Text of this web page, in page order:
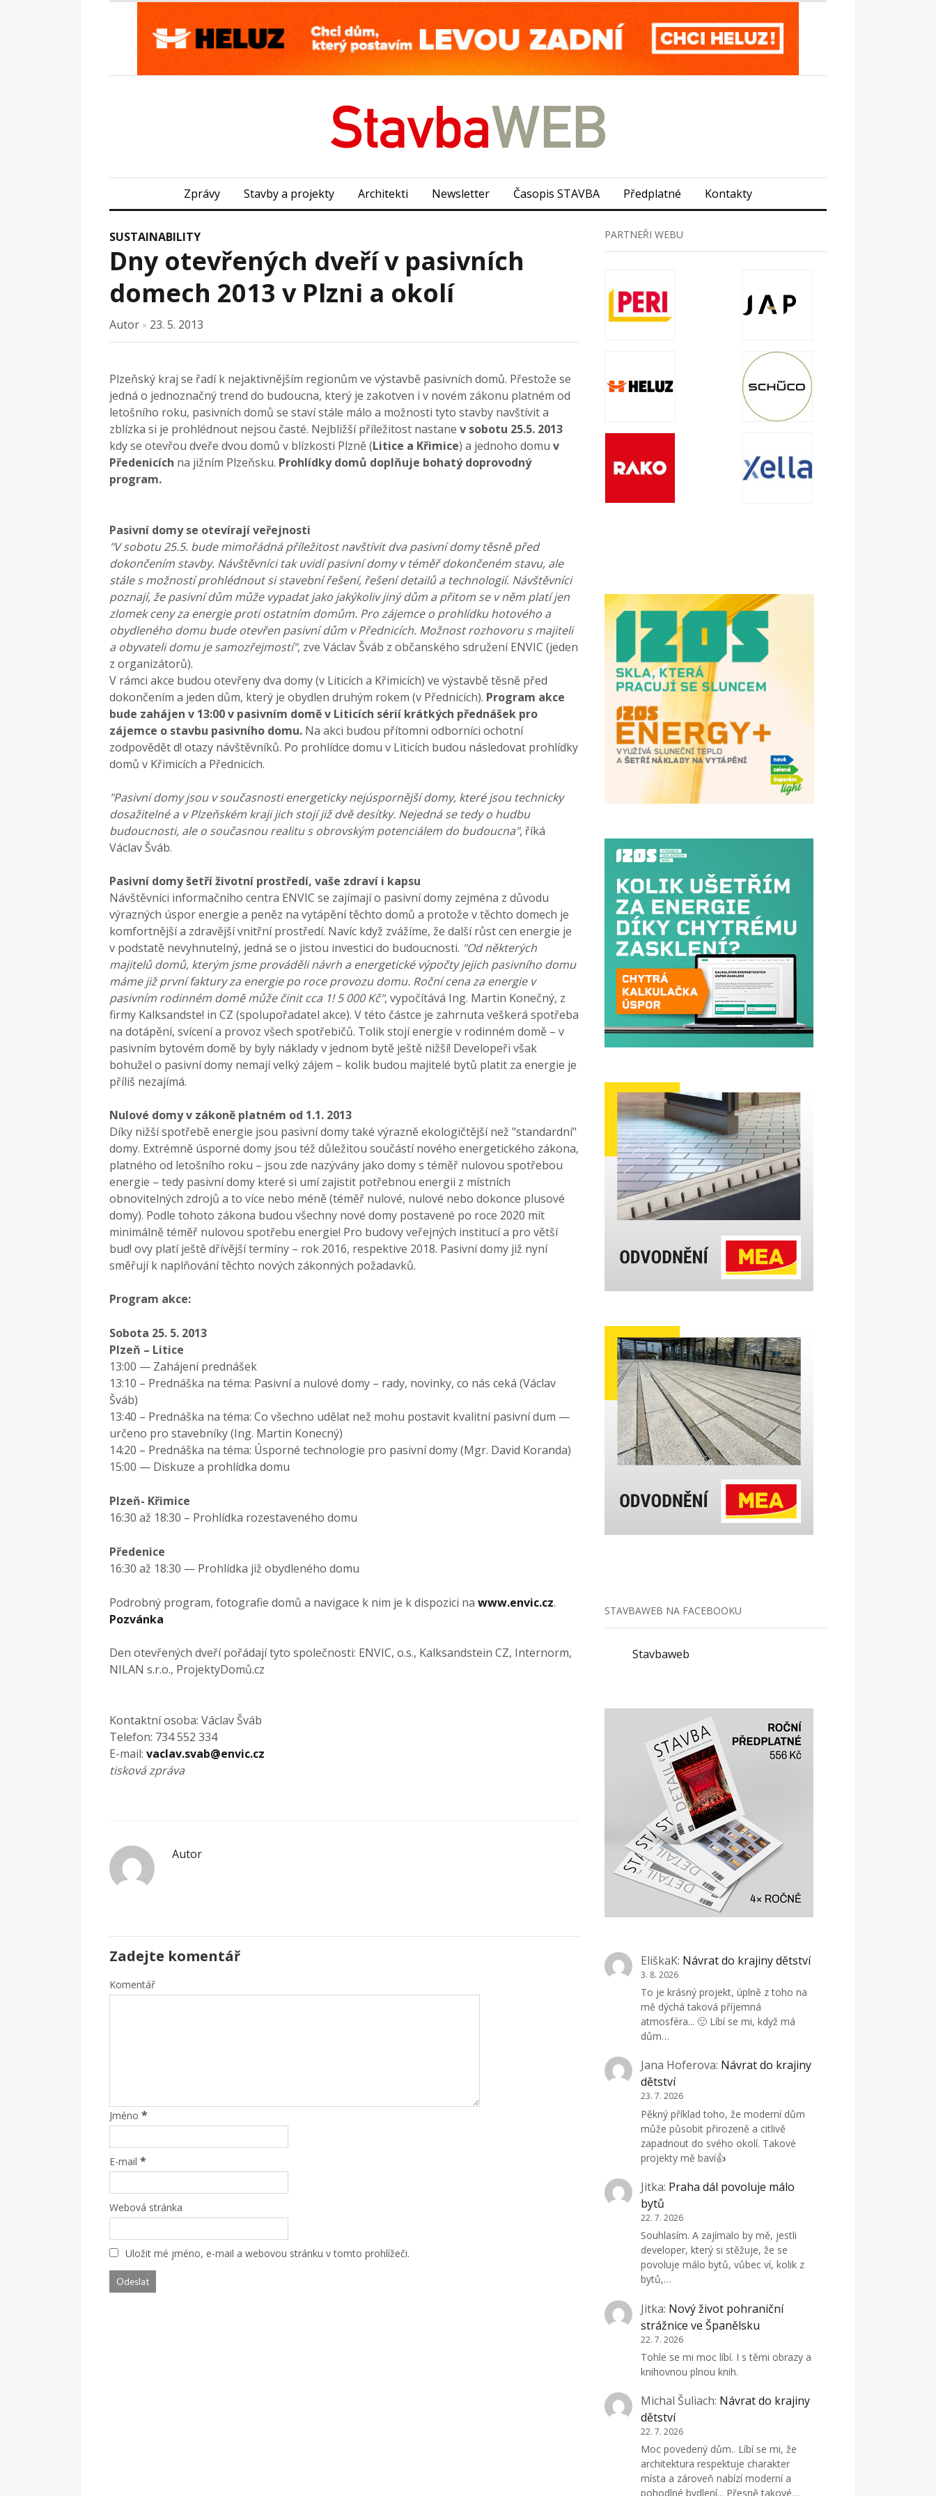
Zprávy Stavby a projekty Architekti Newsletter Časopis STAVBA Předplatné Kontakty
SUSTAINABILITY
Dny otevřených dveří v pasivních
domech 2013 v Plzni a okolí
Autor × 23. 5. 2013
Plzeňský kraj se řadí k nejaktivnějším regionům ve výstavbě pasivních domů. Přestože se
jedná o jednoznačný trend do budoucna, který je zakotven i v novém zákonu platném od
letošního roku, pasivních domů se staví stále málo a možnosti tyto stavby navštívit a
zblízka si je prohlédnout nejsou časté. Nejbližší příležitost nastane v sobotu 25.5. 2013
kdy se otevřou dveře dvou domů v blízkosti Plzně (Litice a Křimice) a jednoho domu v
Předenicích na jižním Plzeňsku. Prohlídky domů doplňuje bohatý doprovodný
program.
Pasivní domy se otevírají veřejnosti
"V sobotu 25.5. bude mimořádná příležitost navštívit dva pasivní domy těsně před
dokončením stavby. Návštěvníci tak uvidí pasivní domy v téměř dokončeném stavu, ale
stále s možností prohlédnout si stavební řešení, řešení detailů a technologií. Návštěvníci
poznají, že pasivní dům může vypadat jako jakýkoliv jiný dům a přitom se v něm platí jen
zlomek ceny za energie proti ostatním domům. Pro zájemce o prohlídku hotového a
obydleného domu bude otevřen pasivní dům v Přednicích. Možnost rozhovoru s majiteli
a obyvateli domu je samozřejmostí", zve Václav Šváb z občanského sdružení ENVIC (jeden
z organizátorů).
V rámci akce budou otevřeny dva domy (v Liticích a Křimicích) ve výstavbě těsně před
dokončením a jeden dům, který je obydlen druhým rokem (v Přednicích). Program akce
bude zahájen v 13:00 v pasivním domě v Liticích sérií krátkých přednášek pro
zájemce o stavbu pasivního domu. Na akci budou přítomni odborníci ochotní
zodpovědět d! otazy návštěvníků. Po prohlídce domu v Liticích budou následovat prohlídky
domů v Křimicích a Přednicích.
"Pasivní domy jsou v současnosti energeticky nejúspornější domy, které jsou technicky
dosažitelné a v Plzeňském kraji jich stojí již dvě desítky. Nejedná se tedy o hudbu
budoucnosti, ale o současnou realitu s obrovským potenciálem do budoucna", říká
Václav Šváb.
Pasivní domy šetří životní prostředí, vaše zdraví i kapsu
Návštěvníci informačního centra ENVIC se zajímají o pasivní domy zejména z důvodu
výrazných úspor energie a peněz na vytápění těchto domů a protože v těchto domech je
komfortnější a zdravější vnitřní prostředí. Navíc když zvážíme, že další růst cen energie je
v podstatě nevyhnutelný, jedná se o jistou investici do budoucnosti. "Od některých
majitelů domů, kterým jsme prováděli návrh a energetické výpočty jejich pasivního domu
máme již první faktury za energie po roce provozu domu. Roční cena za energie v
pasivním rodinném domě může činit cca 1! 5 000 Kč", vypočítává Ing. Martin Konečný, z
firmy Kalksandste! in CZ (spolupořadatel akce). V této částce je zahrnuta veškerá spotřeba
na dotápění, svícení a provoz všech spotřebičů. Tolik stojí energie v rodinném domě – v
pasivním bytovém domě by byly náklady v jednom bytě ještě nižší! Developeři však
bohužel o pasivní domy nemají velký zájem – kolik budou majitelé bytů platit za energie je
příliš nezajímá.
Nulové domy v zákoně platném od 1.1. 2013
Díky nižší spotřebě energie jsou pasivní domy také výrazně ekologičtější než "standardní"
domy. Extrémně úsporné domy jsou též důležitou součástí nového energetického zákona,
platného od letošního roku – jsou zde nazývány jako domy s téměř nulovou spotřebou
energie – tedy pasivní domy které si umí zajistit potřebnou energii z místních
obnovitelných zdrojů a to více nebo méně (téměř nulové, nulové nebo dokonce plusové
domy). Podle tohoto zákona budou všechny nové domy postavené po roce 2020 mít
minimálně téměř nulovou spotřebu energie! Pro budovy veřejných institucí a pro větší
bud! ovy platí ještě dřívější termíny – rok 2016, respektive 2018. Pasivní domy již nyní
směřují k naplňování těchto nových zákonných požadavků.
Program akce:
Sobota 25. 5. 2013
Plzeň – Litice
13:00 — Zahájení prednášek
13:10 – Prednáška na téma: Pasivní a nulové domy – rady, novinky, co nás ceká (Václav
Šváb)
13:40 – Prednáška na téma: Co všechno udělat než mohu postavit kvalitní pasivní dum —
určeno pro stavebníky (Ing. Martin Konecný)
14:20 – Prednáška na téma: Úsporné technologie pro pasivní domy (Mgr. David Koranda)
15:00 — Diskuze a prohlídka domu
Plzeň- Křimice
16:30 až 18:30 – Prohlídka rozestaveného domu
Předenice
16:30 až 18:30 — Prohlídka již obydleného domu
Podrobný program, fotografie domů a navigace k nim je k dispozici na www.envic.cz.
Pozvánka
Den otevřených dveří pořádají tyto společnosti: ENVIC, o.s., Kalksandstein CZ, Internorm,
NILAN s.r.o., ProjektyDomů.cz
Kontaktní osoba: Václav Šváb
Telefon: 734 552 334
E-mail: vaclav.svab@envic.cz
tisková zpráva
Autor
Zadejte komentář
Komentář
Jméno *
E-mail *
Webová stránka
Uložit mé jméno, e-mail a webovou stránku v tomto prohlížeči.
PARTNEŘI WEBU
STAVBAWEB NA FACEBOOKU
Stavbaweb
EliškaK: Návrat do krajiny dětství
3. 8. 2026
To je krásný projekt, úplně z toho na
mě dýchá taková příjemná
atmosféra... 🙂 Líbí se mi, když má
dům…
Jana Hoferova: Návrat do krajiny
dětství
23. 7. 2026
Pěkný příklad toho, že moderní dům
může působit přirozeně a citlivě
zapadnout do svého okolí. Takové
projekty mě baví👍
Jitka: Praha dál povoluje málo
bytů
22. 7. 2026
Souhlasím. A zajímalo by mě, jestli
developer, který si stěžuje, že se
povoluje málo bytů, vůbec ví, kolik z
bytů,…
Jitka: Nový život pohraniční
strážnice ve Španělsku
22. 7. 2026
Tohle se mi moc líbí. I s těmi obrazy a
knihovnou plnou knih.
Michal Šuliach: Návrat do krajiny
dětství
22. 7. 2026
Moc povedený dům.. Líbí se mi, že
architektura respektuje charakter
místa a zároveň nabízí moderní a
pohodlné bydlení... Přesně takové…